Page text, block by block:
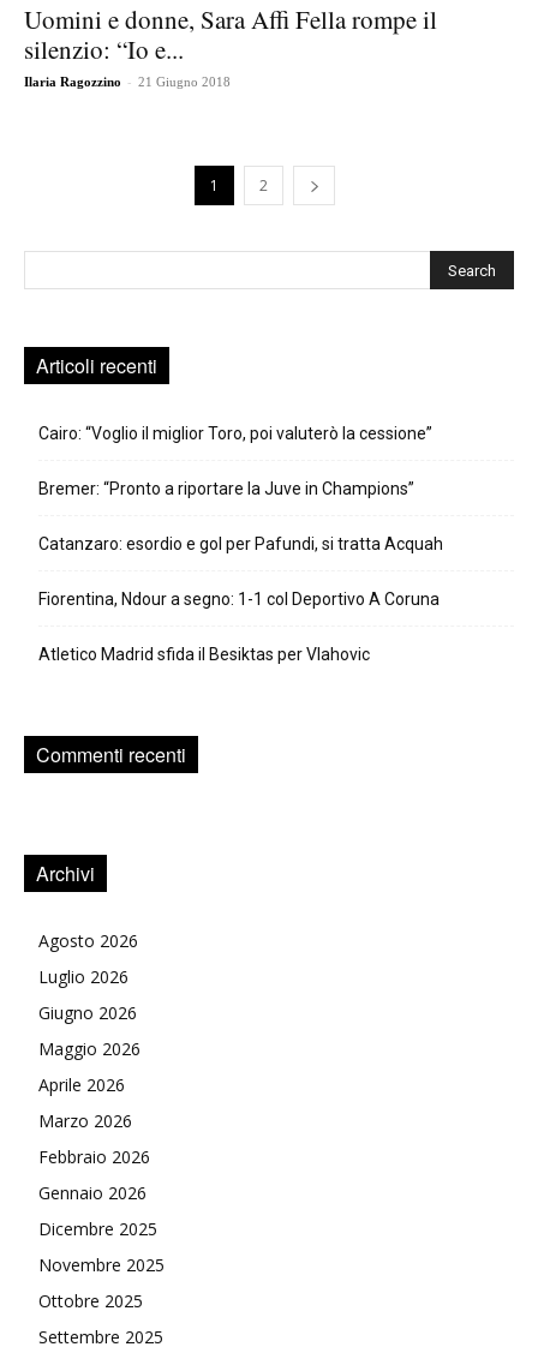
Uomini e donne, Sara Affi Fella rompe il
silenzio: “Io e...
Ilaria Ragozzino - 21 Giugno 2018
1 2
Articoli recenti
Cairo: “Voglio il miglior Toro, poi valuterò la cessione”
Bremer: “Pronto a riportare la Juve in Champions”
Catanzaro: esordio e gol per Pafundi, si tratta Acquah
Fiorentina, Ndour a segno: 1-1 col Deportivo A Coruna
Atletico Madrid sfida il Besiktas per Vlahovic
Commenti recenti
Archivi
Agosto 2026
Luglio 2026
Giugno 2026
Maggio 2026
Aprile 2026
Marzo 2026
Febbraio 2026
Gennaio 2026
Dicembre 2025
Novembre 2025
Ottobre 2025
Settembre 2025